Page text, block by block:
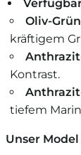
Oliv-
kräftigem
Kontrast.
tiefem
Unser